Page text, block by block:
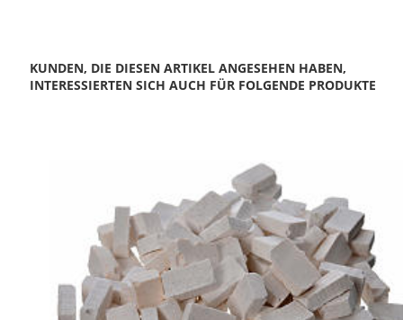
KUNDEN, DIE DIESEN ARTIKEL ANGESEHEN HABEN,
INTERESSIERTEN SICH AUCH FÜR FOLGENDE PRODUKTE